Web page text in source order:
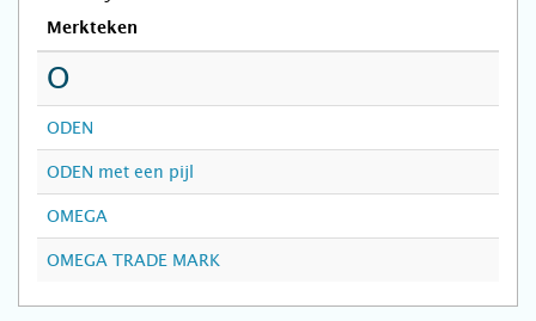
Merkteken
O
ODEN
ODEN met een pijl
OMEGA
OMEGA TRADE MARK